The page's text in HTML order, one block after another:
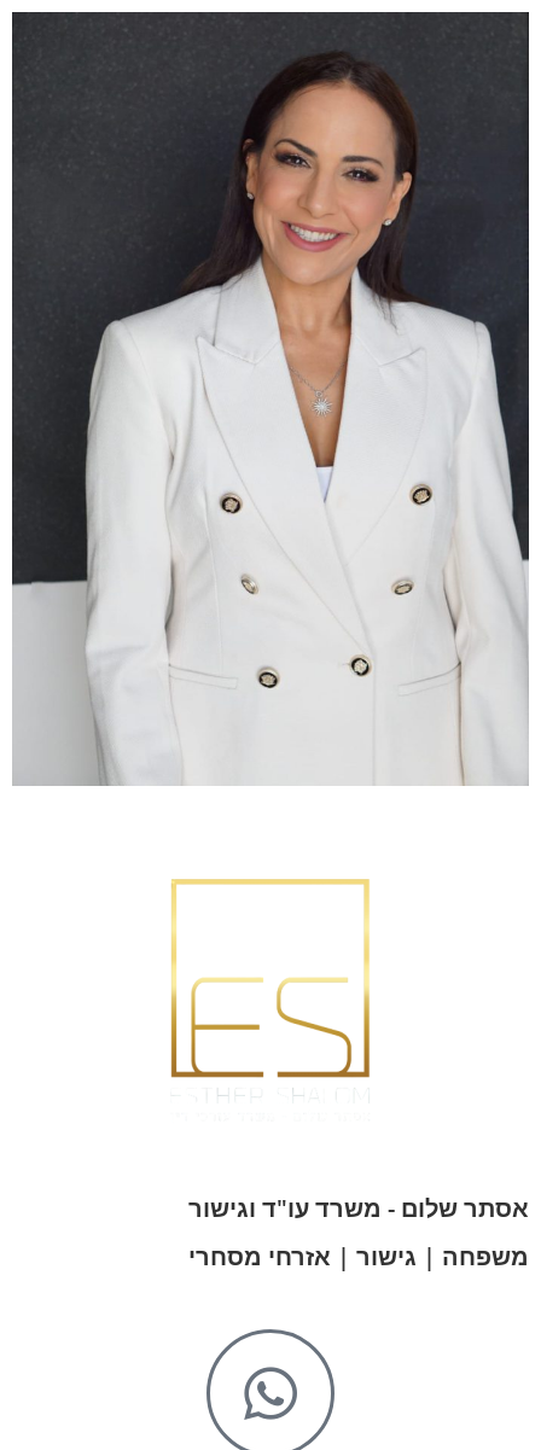
אסתר שלום - משרד עו"ד וגישור
משפחה | גישור | אזרחי מסחרי